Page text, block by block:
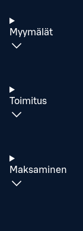
Myymälät
Toimitus
Maksaminen